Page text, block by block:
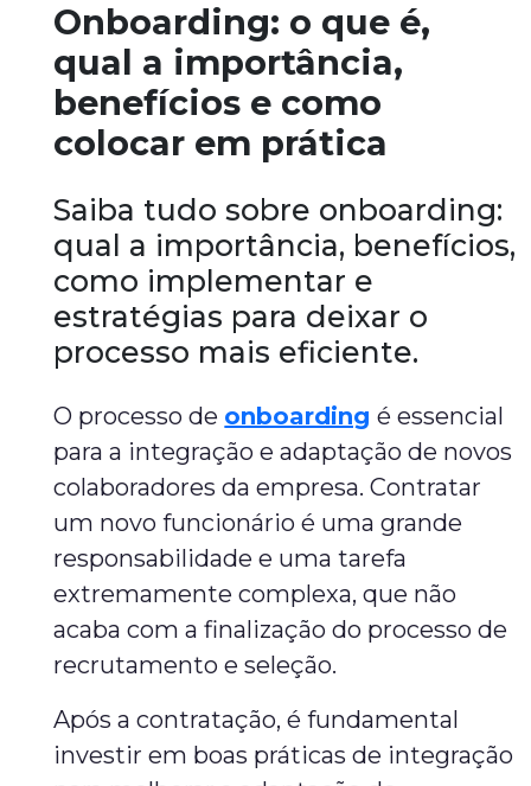
Onboarding: o que é,
qual a importância,
benefícios e como
colocar em prática
Saiba tudo sobre onboarding:
qual a importância, benefícios,
como implementar e
estratégias para deixar o
processo mais eficiente.
O processo de onboarding é essencial
para a integração e adaptação de novos
colaboradores da empresa. Contratar
um novo funcionário é uma grande
responsabilidade e uma tarefa
extremamente complexa, que não
acaba com a finalização do processo de
recrutamento e seleção.
Após a contratação, é fundamental
investir em boas práticas de integração